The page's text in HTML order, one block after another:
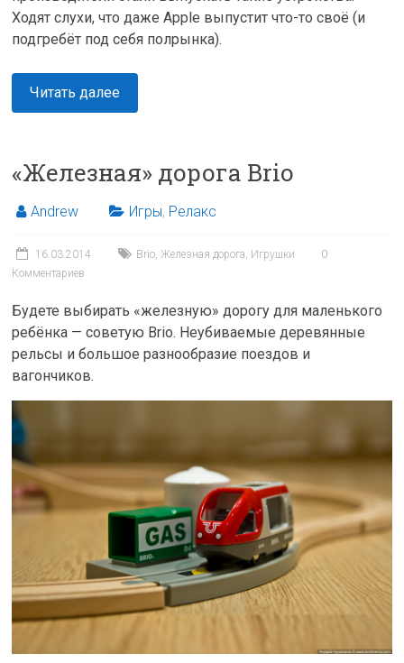
Ходят слухи, что даже Apple выпустит что-то своё (и
подгребёт под себя полрынка).
Читать далее
«Железная» дорога Brio
Andrew Игры, Релакс
16.03.2014 Brio,Железная дорога, Игрушки
0
Комментариев
Будете выбирать «железную» дорогу для маленького
ребёнка — советую Brio. Неубиваемые деревянные
рельсы и большое разнообразие поездов и
вагончиков.